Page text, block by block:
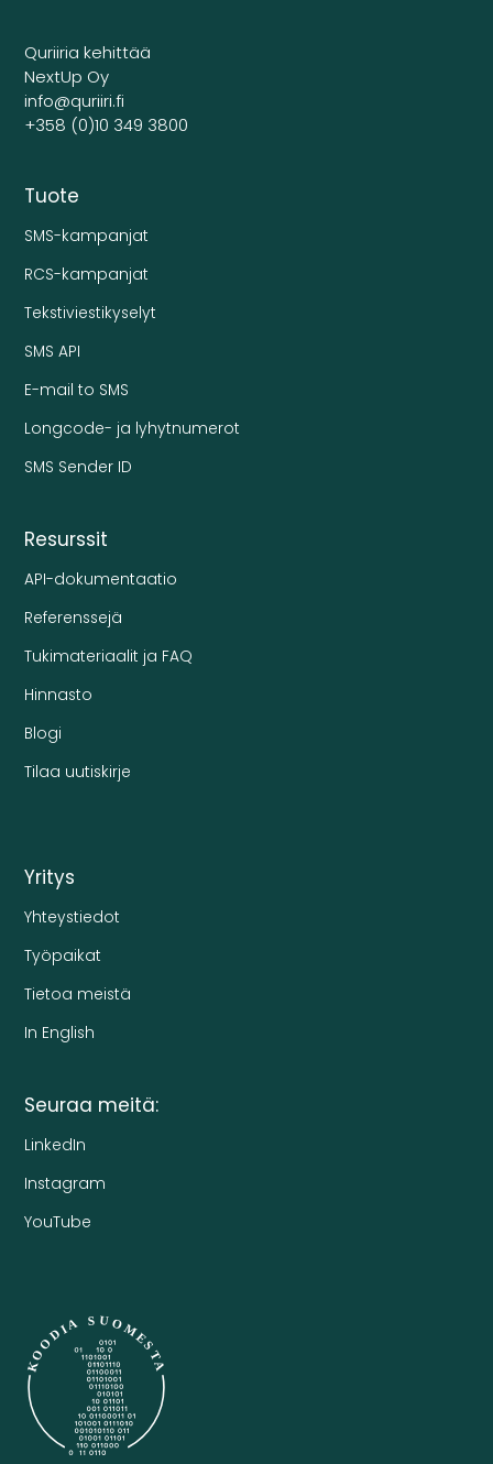
Quriiria kehittää
NextUp Oy
info@quriiri.fi
+358 (0)10 349 3800
Tuote
SMS-kampanjat
RCS-kampanjat
Tekstiviestikyselyt
SMS API
E-mail to SMS
Longcode- ja lyhytnumerot
SMS Sender ID
Resurssit
API-dokumentaatio
Referenssejä
Tukimateriaalit ja FAQ
Hinnasto
Blogi
Tilaa uutiskirje
Yritys
Yhteystiedot
Työpaikat
Tietoa meistä
In English
Seuraa meitä:
LinkedIn
Instagram
YouTube